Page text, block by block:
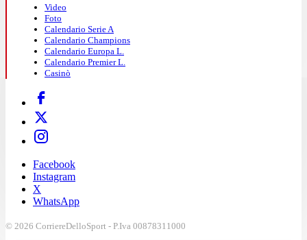
Video
Foto
Calendario Serie A
Calendario Champions
Calendario Europa L.
Calendario Premier L.
Casinò
Facebook
Instagram
X
WhatsApp
© 2026 CorriereDelloSport - P.Iva 00878311000